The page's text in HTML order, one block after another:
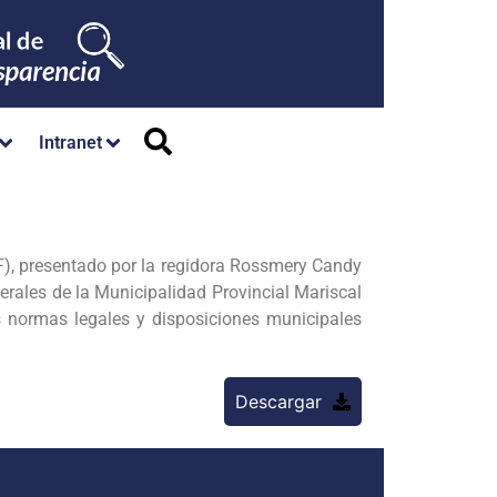
Intranet
presentado por la regidora Rossmery Candy
de la Municipalidad Provincial Mariscal
legales y disposiciones municipales
Descargar